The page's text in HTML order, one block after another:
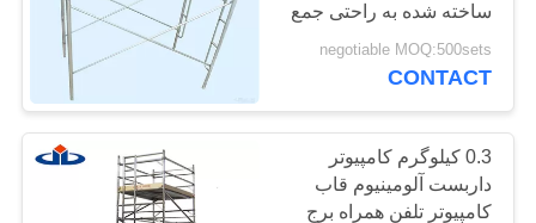
بخش توخالی فلزی
10
ساخته شده به راحتی جمع
می شوند
negotiable MOQ:500sets
CONTACT
0.3 كيلوگرم كامپيوتر
داربست آلومينيوم قاب
كامپيوتر تلفن همراه برج